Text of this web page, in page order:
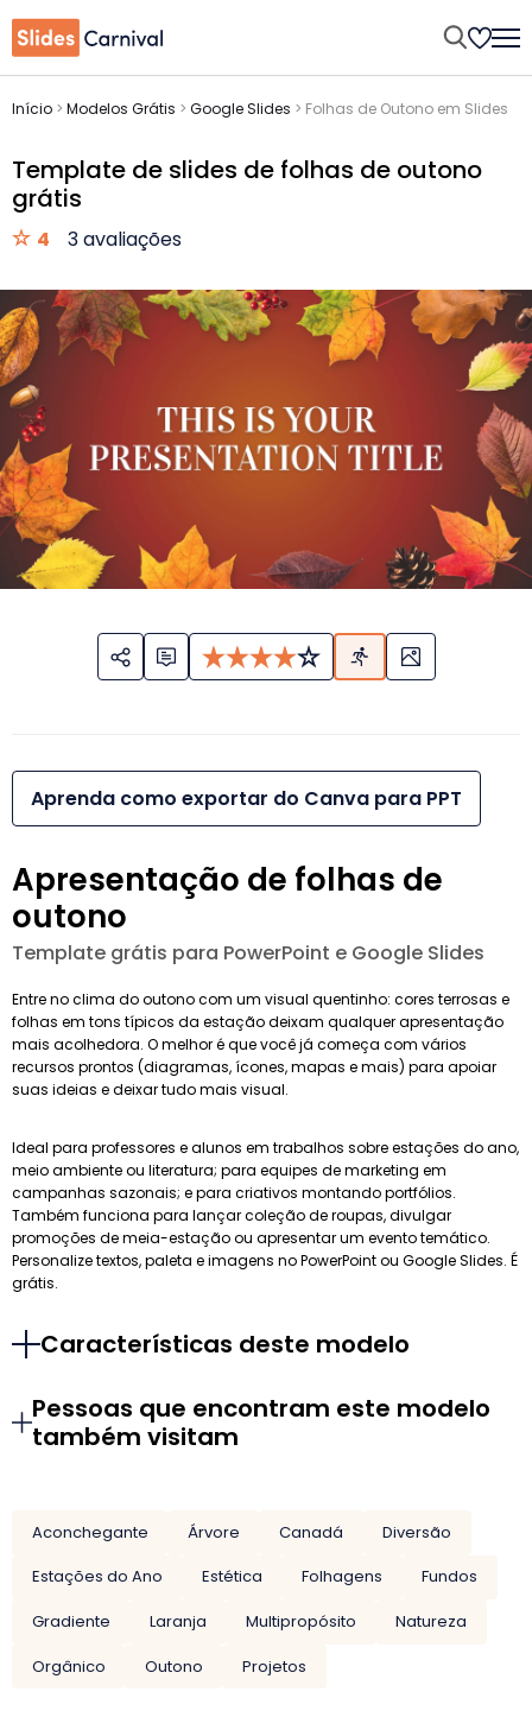
Início > Modelos Grátis > Google Slides > Folhas de Outono em Slides
Template de slides de folhas de outono
grátis
4 3 avaliações
Aprenda como exportar do Canva para PPT
Apresentação de folhas de
outono
Template grátis para PowerPoint e Google Slides
Entre no clima do outono com um visual quentinho: cores terrosas e
folhas em tons típicos da estação deixam qualquer apresentação
mais acolhedora. O melhor é que você já começa com vários
recursos prontos (diagramas, ícones, mapas e mais) para apoiar
suas ideias e deixar tudo mais visual.
Ideal para professores e alunos em trabalhos sobre estações do ano,
meio ambiente ou literatura; para equipes de marketing em
campanhas sazonais; e para criativos montando portfólios.
Também funciona para lançar coleção de roupas, divulgar
promoções de meia-estação ou apresentar um evento temático.
Personalize textos, paleta e imagens no PowerPoint ou Google Slides. É
grátis.
Características deste modelo
Pessoas que encontram este modelo
também visitam
Aconchegante Árvore Canadá
Diversão
Estações do Ano
Estética Folhagens
Fundos
Gradiente
Laranja Multipropósito
Natureza
Orgânico
Outono Projetos